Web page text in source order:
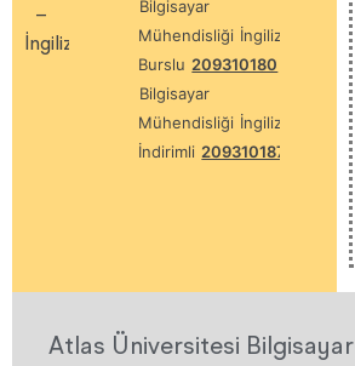
–
İngilizce
Bilgisayar
Mühendisliği İngilizce
Burslu 209310180
Bilgisayar
Mühendisliği İngilizce
İndirimli 209310187
Atlas Üniversitesi Bilgisayar